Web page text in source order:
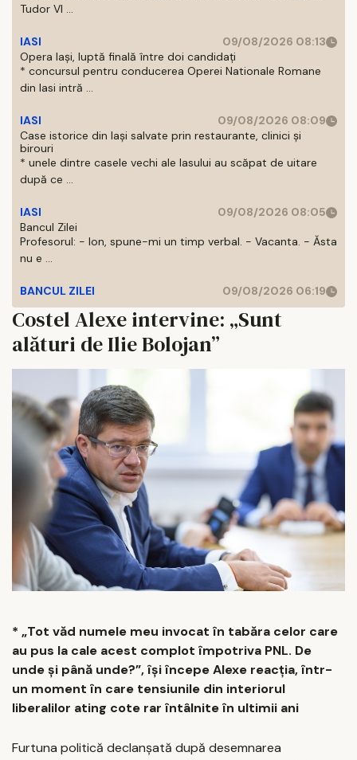
Tudor Vl ...
IASI
09/08/2026 08:13
Opera Iași, luptă finală între doi candidați
* concursul pentru conducerea Operei Nationale Romane
din Iasi intră ...
IASI
09/08/2026 08:09
Case istorice din Iași salvate prin restaurante, clinici și
birouri
* unele dintre casele vechi ale Iasului au scăpat de uitare
după ce ...
IASI
09/08/2026 08:05
Bancul Zilei
Profesorul: - Ion, spune-mi un timp verbal. - Vacanta. - Ăsta
nu e ...
BANCUL ZILEI 09/08/2026 06:19
Costel Alexe intervine: „Sunt
alături de Ilie Bolojan”
* „Tot văd numele meu invocat în tabăra celor care
au pus la cale acest complot împotriva PNL. De
unde și până unde?”, își începe Alexe reacția, într-
un moment în care tensiunile din interiorul
liberalilor ating cote rar întâlnite în ultimii ani
Furtuna politică declanșată după desemnarea